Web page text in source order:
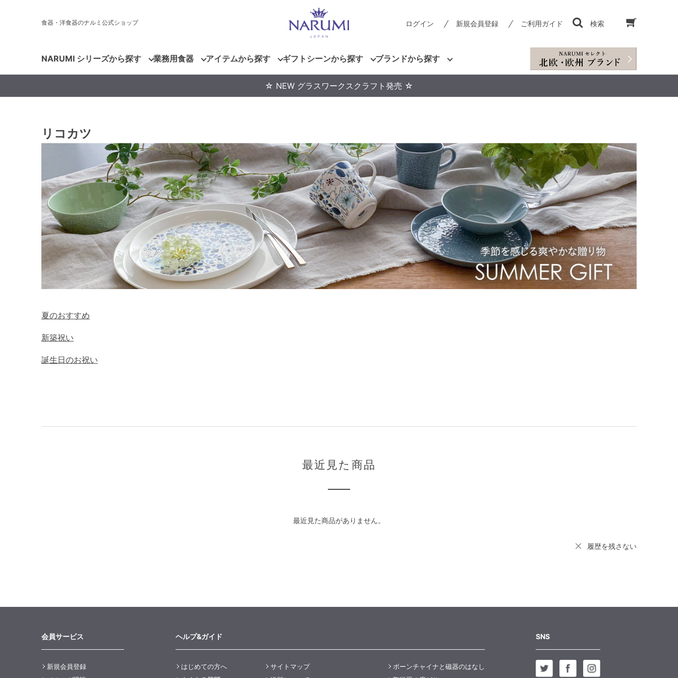
食器・洋食器のナルミ公式ショップ ログイン 新規会員登録 ご利用ガイド 検索
NARUMI シリーズから探す 業務用食器 アイテムから探す ギフトシーンから探す ブランドから探す
☆ NEW グラスワークスクラフト発売 ☆
リコカツ
夏のおすすめ
新築祝い
誕生日のお祝い
最近見た商品
最近見た商品がありません。
履歴を残さない
会員サービス
新規会員登録
ヘルプ&ガイド
はじめての方へ
サイトマップ
ボーンチャイナと磁器のはなし
SNS